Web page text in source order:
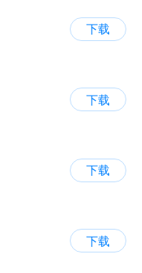
下载
下载
下载
下载